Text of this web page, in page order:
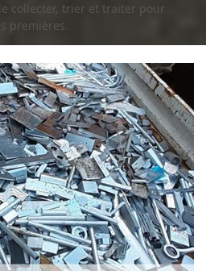
collecter, trier et traiter pour
premières.